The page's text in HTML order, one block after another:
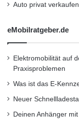
Auto privat
eMobilratgeber.de
Elektromobilität auf
Praxisproblemen
Was ist das E-
Neuer
Deinen Anhänger